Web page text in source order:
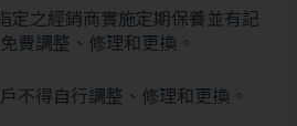
定之經銷商實施定期保養並有記
費調整、修理和更換。
不得自行調整、修理和更換。